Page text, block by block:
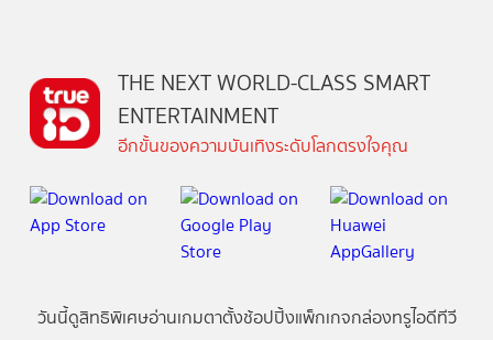
THE NEXT WORLD-CLASS SMART
ENTERTAINMENT
อีกขั้นของความบันเทิงระดับโลกตรงใจคุณ
วันนี้ดูสิทธิพิเศษอ่านเกมตาตั้งช้อปปิ้งแพ็กเกจกล่องทรูไอดีทีวี